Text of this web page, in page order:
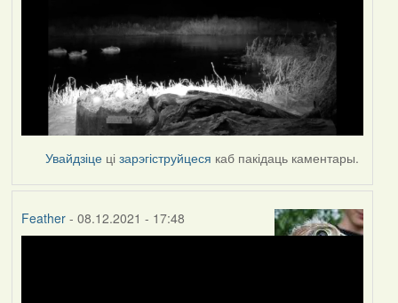
Увайдзіце цізарэгіструйцеся каб пакідаць каментары.
Feather- 08.12.2021 - 17:48